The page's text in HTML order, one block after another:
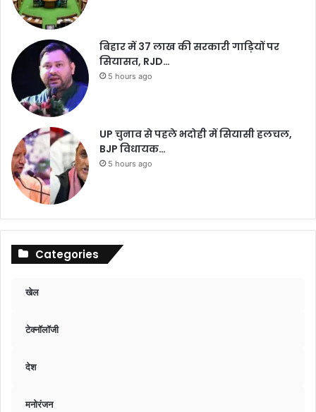
बिहार में 37 लाख की सरकारी गाड़ियों पर
सियासत, RJD…
5 hours ago
UP चुनाव से पहले भदोही में सियासी हलचल,
BJP विधायक…
5 hours ago
Categories
खेल
टेक्नॉलॉजी
देश
मनोरंजन